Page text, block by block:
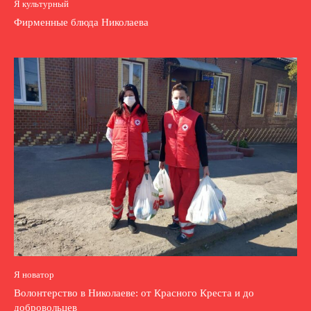
Я культурный
Фирменные блюда Николаева
Я новатор
Волонтерство в Николаеве: от Красного Креста и до
добровольцев